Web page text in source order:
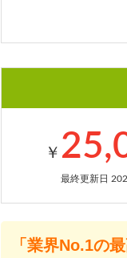
￥
最終更新日
「業界No.1の